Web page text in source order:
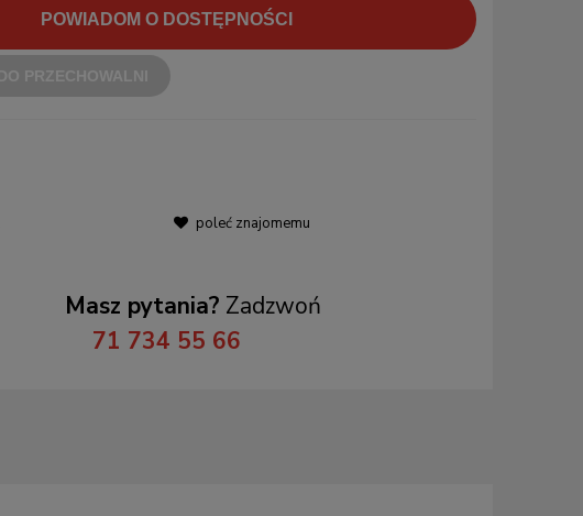
POWIADOM O DOSTĘPNOŚCI
poleć znajomemu
Masz pytania? Zadzwoń
71 734 55 66